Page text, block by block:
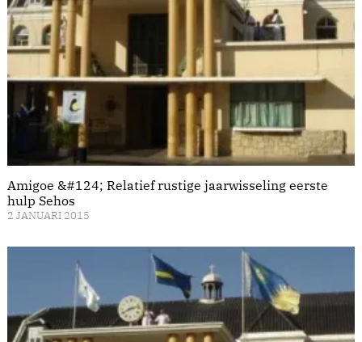
Amigoe &#124; Relatief rustige jaarwisseling eerste
hulp Sehos
2 JANUARI 2015